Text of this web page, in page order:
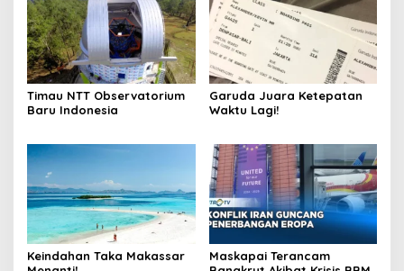
Timau NTT Observatorium
Baru Indonesia
Garuda Juara Ketepatan
Waktu Lagi!
Keindahan Taka Makassar
Maskapai Terancam